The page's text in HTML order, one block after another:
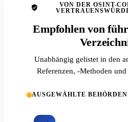
VON DER OSINT-
Empfohlen von
Unabhängig gelistet in den
Referenzen, -Methoden
AUSGEWÄHLTE BEHÖRDEN